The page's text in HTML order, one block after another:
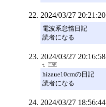
2024/03/27 20:21:20
電波系怠惰日記
読者になる
2024/03/27 20:16:58
hizaue10cmの日記
読者になる
2024/03/27 18:56:44